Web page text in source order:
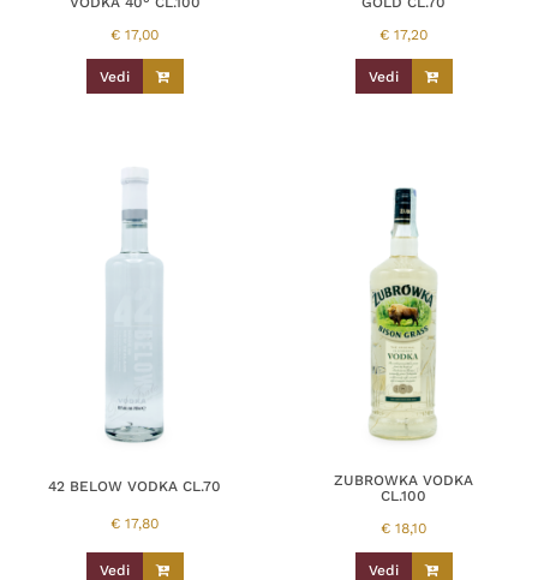
€ 17,00
Vedi
€ 17,20
Vedi
42 BELOW VODKA CL.70
€ 17,80
Vedi
ZUBROWKA VODKA
CL.100
€ 18,10
Vedi